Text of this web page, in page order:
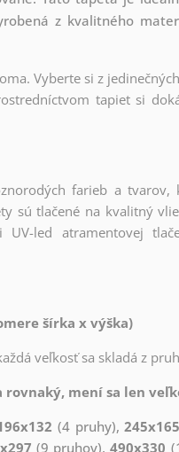
z kvalitného
Vyberte si z
tapiet si
farieb a tvarov,
sú tlačené na kvalitný
UV-led atramentovej
šírka x výška)
veľkosť sa skladá z
mení sa len
(4 pruhy),245x165
(9 pruhov),490x330